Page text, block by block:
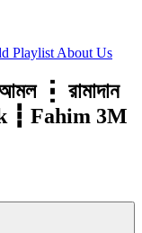
Playlist About Us
┇ রামাদান
┇ Fahim 3M